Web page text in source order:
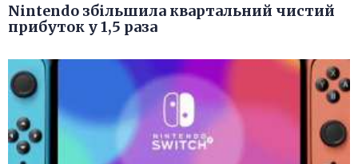
Nintendo збільшила квартальний чистий
прибуток у 1,5 раза